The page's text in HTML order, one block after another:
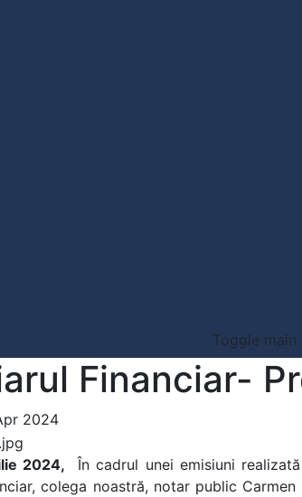
Toggle
Financiar-
2024
2024, În cadrul unei emisiuni
colega noastră, notar public